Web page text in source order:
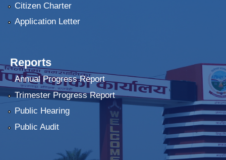
Citizen Charter
Application Letter
Reports
Annual Progress Report
Trimester Progress Report
Public Hearing
Public Audit